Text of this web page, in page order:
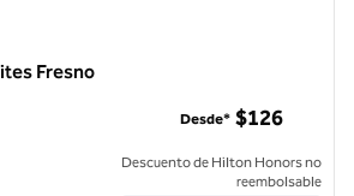
Fresno
Desde* $126
Descuento de Hilton Honors no
reembolsable